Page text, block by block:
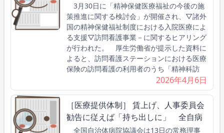
3月30日に「精神保健医療福祉の今後の施
策推進に関する検討会」が開催され、▽諸外
国の精神保健福祉制度における入院医療によ
る支援▽訪問看護事業－に関するヒアリング
が行われた。 厚生労働省が提示した資料に
よると、訪問看護ステーションにおける医療
保険の訪問看護の利用者のうち「精神科訪
2026年4月6日
［医療提供体制］ 賃上げ、人事委員会
勧告に従えば「持ち出しに」 全自病
全国自治体病院協議会は13日の常務理事